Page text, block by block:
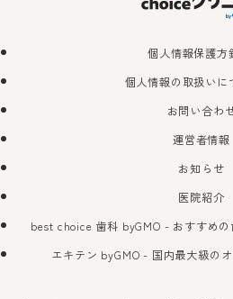
個人情報保護方
個人情報の取扱いに
お問い合わ
運営者情報
お知らせ
医院紹介
best choice 歯科 byGMO - おすすめ
エキテン byGMO - 国内最大級の